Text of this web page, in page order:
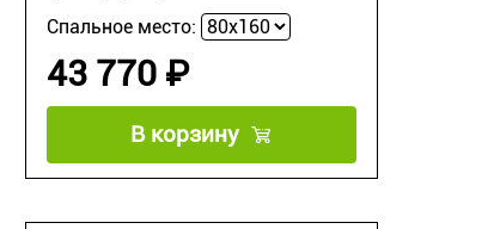
Спальное место:
43 770 ₽
В корзину